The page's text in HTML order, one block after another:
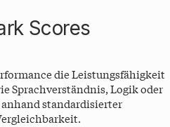
Scores
die Leistungsfähigkeit
Sprachverständnis, Logik oder
anhand standardisierter